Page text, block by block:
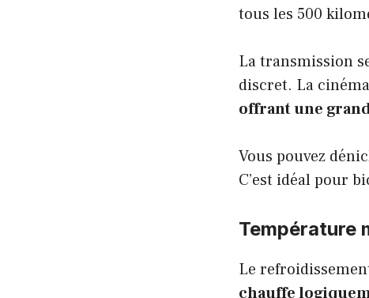
tous les 500
La transmission
discret. La
offrant une
Vous pouvez
C’est idéal pour
Température
Le
chauffe